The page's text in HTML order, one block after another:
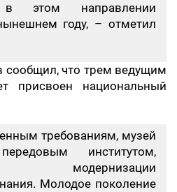
этом направлении
году, – отметил
сообщил, что трем ведущим
присвоен национальный
требованиям, музей
институтом,
модернизации
Молодое поколение